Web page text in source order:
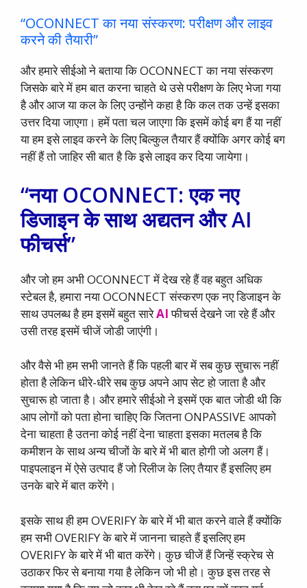
“OCONNECT का नया संस्करण: परीक्षण और लाइव
करने की तैयारी”
और हमारे सीईओ ने बताया कि OCONNECT का नया संस्करण
जिसके बारे में हम बात करना चाहते थे उसे परीक्षण के लिए भेजा गया
है और आज या कल के लिए उन्होंने कहा है कि कल तक उन्हें इसका
उत्तर दिया जाएगा। हमें पता चल जाएगा कि इसमें कोई बग हैं या नहीं
या हम इसे लाइव करने के लिए बिल्कुल तैयार हैं क्योंकि अगर कोई बग
नहीं हैं तो जाहिर सी बात है कि इसे लाइव कर दिया जायेगा।
“नया OCONNECT: एक नए
डिजाइन के साथ अद्यतन और AI
फीचर्स”
और जो हम अभी OCONNECT में देख रहे हैं वह बहुत अधिक
स्टेबल है, हमारा नया OCONNECT संस्करण एक नए डिजाइन के
साथ उपलब्ध है हम इसमें बहुत सारेAI फीचर्स देखने जा रहे हैं और
उसी तरह इसमें चीजें जोडी जाएंगी।
और वैसे भी हम सभी जानते हैं कि पहली बार में सब कुछ सुचारू नहीं
होता है लेकिन धीरे-धीरे सब कुछ अपने आप सेट हो जाता है और
सुचारू हो जाता है। और हमारे सीईओ ने इसमें एक बात जोडी थी कि
आप लोगों को पता होना चाहिए कि जितना ONPASSIVE आपको
देना चाहता है उतना कोई नहीं देना चाहता इसका मतलब है कि
कमीशन के साथ अन्य चीजों के बारे में भी बात होगी जो अलग हैं।
पाइपलाइन में ऐसे उत्पाद हैं जो रिलीज के लिए तैयार हैं इसलिए हम
उनके बारे में बात करेंगे।
इसके साथ ही हम OVERIFY के बारे में भी बात करने वाले हैं क्योंकि
हम सभी OVERIFY के बारे में जानना चाहते हैं इसलिए हम
OVERIFY के बारे में भी बात करेंगे। कुछ चीजें हैं जिन्हें स्क्रेच से
उठाकर फिर से बनाया गया है लेकिन जो भी हो। कुछ इस तरह से